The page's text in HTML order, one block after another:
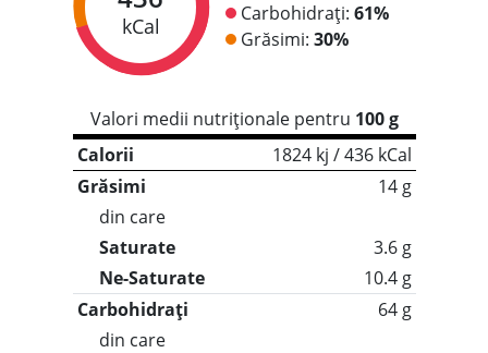
kCal
Carbohidrați: 61%
Grăsimi: 30%
Valori medii nutriționale pentru 100 g
Calorii
1824 kj / 436 kCal
Grăsimi
14 g
din care
Saturate
3.6 g
Ne-Saturate
10.4 g
Carbohidrați
64 g
din care